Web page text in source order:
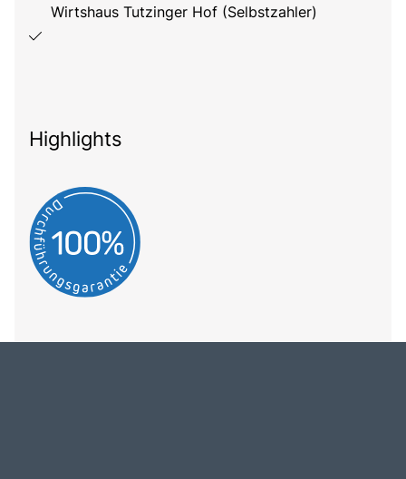
Wirtshaus Tutzinger Hof (Selbstzahler)
Highlights